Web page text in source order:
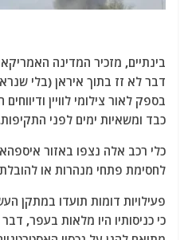
בינתיים, מזכיר המדינה
דבר לא זז בתוך איראן (בלי
בספק לאור צילומי לוויין
כבד ומשאיות ימים לפני
כלי רכב אלה נצפו באזור
לחסימת פתחי מנהרות או להובלת
פעילויות דומות תועדו במתקן
כי כניסותיו היו מלאות בעפר,